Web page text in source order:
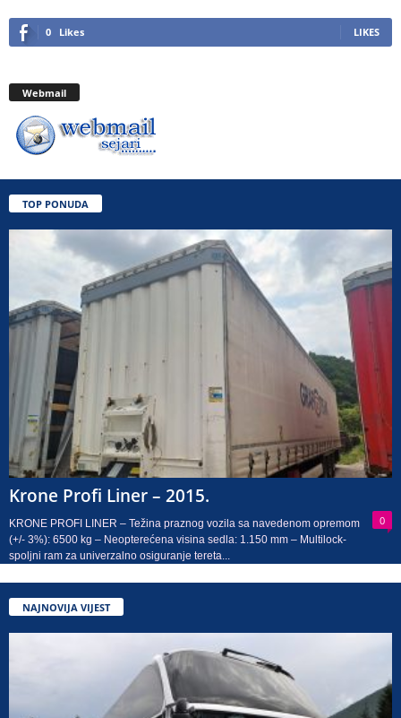
0 Likes LIKES
Webmail
TOP PONUDA
Krone Profi Liner – 2015.
0
KRONE PROFI LINER – Težina praznog vozila sa navedenom opremom
(+/- 3%): 6500 kg – Neopterećena visina sedla: 1.150 mm – Multilock-
spoljni ram za univerzalno osiguranje tereta...
NAJNOVIJA VIJEST